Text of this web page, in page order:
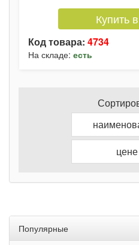
Купить
Код товара: 4734
На складе: есть
цене
Популярные